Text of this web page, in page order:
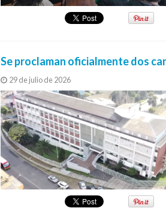
Se proclaman oficialmente dos
29 de julio de 2026